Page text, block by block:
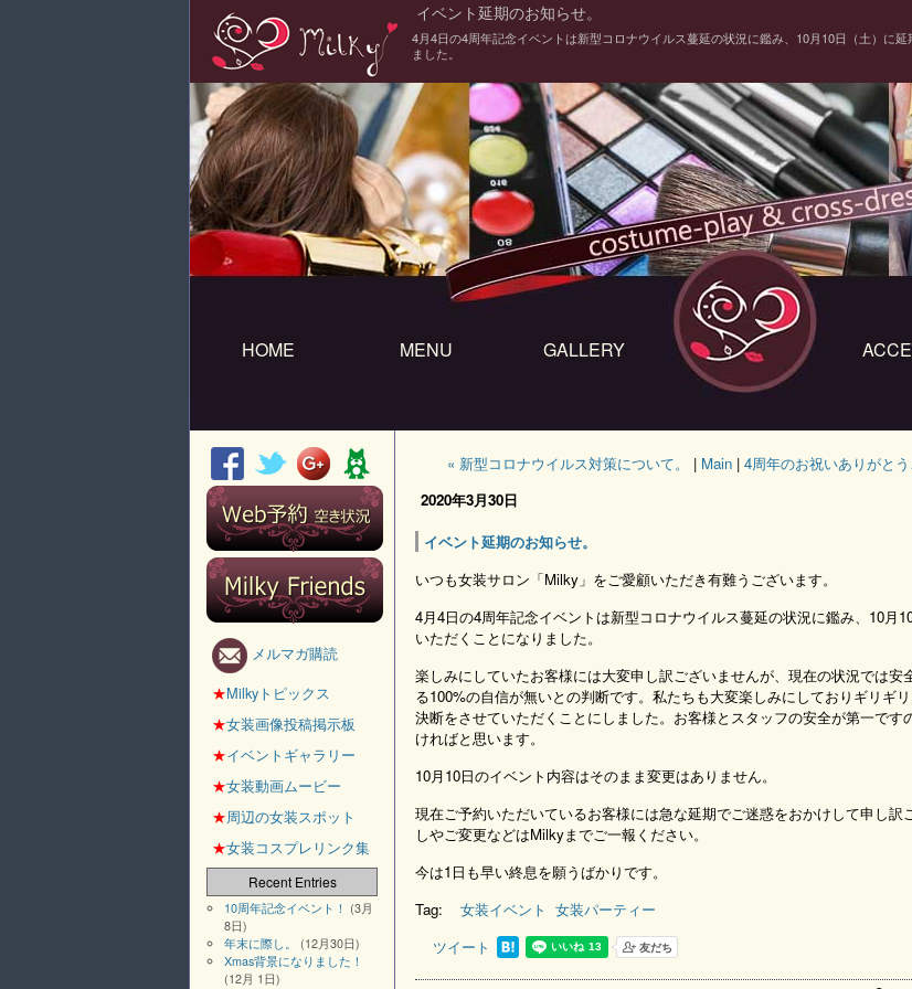
イベント延期のお知らせ。
4月4日の4周年記念イベントは新型コロナウイルス蔓延の状況に鑑み、10月10日（土）に
ました。
HOME MENU GALLERY
« 新型コロナウイルス対策について。 | Main | 4周年のお祝いありがと
2020年3月30日
イベント延期のお知らせ。
いつも女装サロン「Milky」をご愛顧いただき有難うございます。
4月4日の4周年記念イベントは新型コロナウイルス蔓延の状況に鑑み、10月
いただくことになりました。
楽しみにしていたお客様には大変申し訳ございませんが、現在の状況では安
る100%の自信が無いとの判断です。私たちも大変楽しみにしておりギリギ
決断をさせていただくことにしました。お客様とスタッフの安全が第一です
ければと思います。
10月10日のイベント内容はそのまま変更はありません。
現在ご予約いただいているお客様には急な延期でご迷惑をおかけして申し訳
しやご変更などはMilkyまでご一報ください。
今は1日も早い終息を願うばかりです。
Tag:
女装イベント 女装パーティー
ツイート
メルマガ購読
★Milkyトピックス
★女装画像投稿掲示板
★イベントギャラリー
★女装動画ムービー
★周辺の女装スポット
★女装コスプレリンク集
Recent Entries
10周年記念イベント！ (3月
8日)
年末に際し。
(12月30日)
Xmas背景になりました！
(12月 1日)